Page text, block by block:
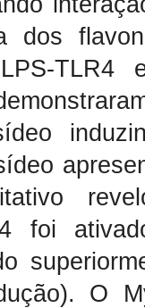
TLR4
foi
O